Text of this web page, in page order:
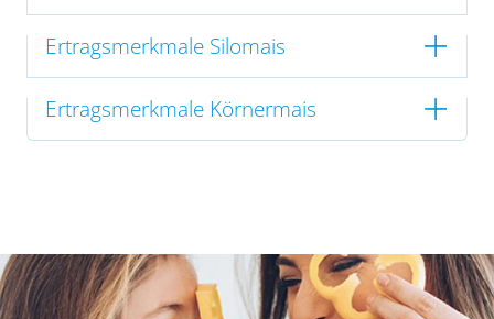
Ertragsmerkmale Silomais
Ertragsmerkmale Körnermais